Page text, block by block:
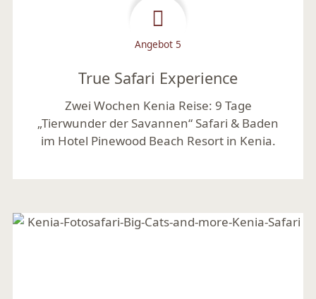
Angebot 5
True Safari Experience
Zwei Wochen Kenia Reise: 9 Tage
„Tierwunder der Savannen“ Safari & Baden
im Hotel Pinewood Beach Resort in Kenia.